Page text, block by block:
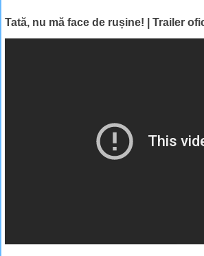
Tată, nu mă face de rușine! | Trailer